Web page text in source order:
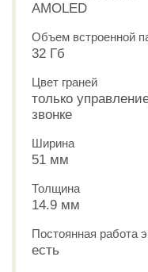
AMOLED
Объем встроенной
32 Гб
Цвет граней
только
звонке
Ширина
51 мм
Толщина
14.9 мм
Постоянная работа
есть